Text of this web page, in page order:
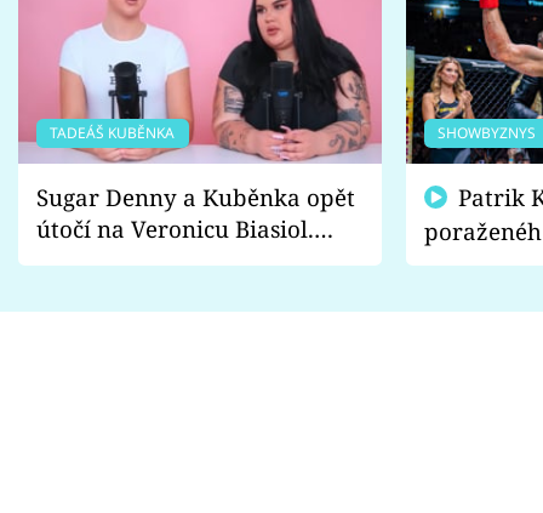
TADEÁŠ KUBĚNKA
Sugar Denny a Kuběnka opět
útočí na Veronicu Biasiol.
Proč je podle nich falešná a
SHOWBYZNYS
fanoušci